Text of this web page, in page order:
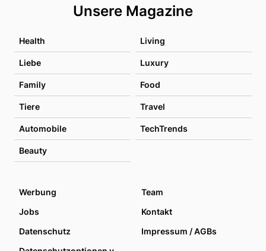
Unsere Magazine
Health Living
Liebe Luxury
Family Food
Tiere Travel
Automobile TechTrends
Beauty
Werbung
Team
Jobs
Kontakt
Datenschutz
Impressum / AGBs